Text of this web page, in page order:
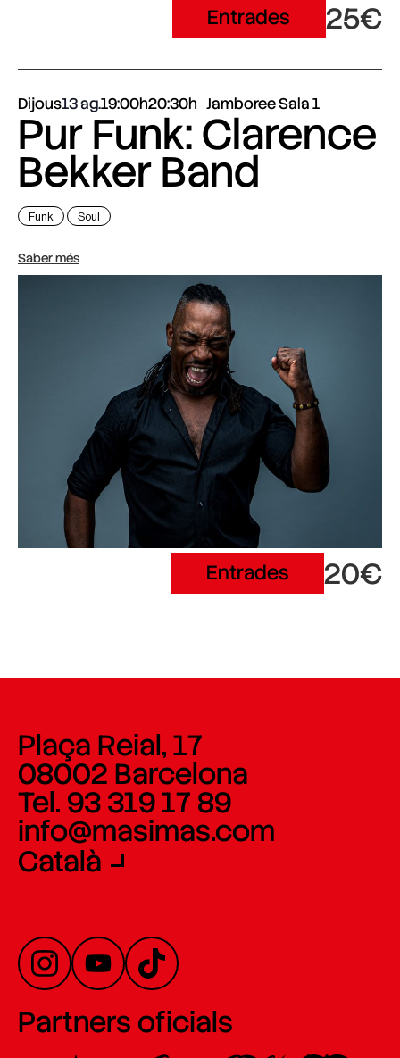
Entrades 25€
Dijous13 ag.19:00h20:30h Jamboree Sala 1
Pur Funk: Clarence
Bekker Band
Funk Soul
Saber més
Entrades 20€
Plaça Reial, 17
08002 Barcelona
Tel. 93 319 17 89
info@masimas.com
Català
Partners oficials